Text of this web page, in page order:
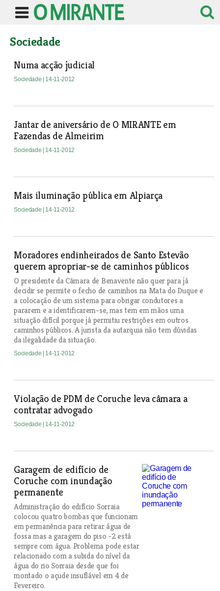
Sociedade
Numa acção judicial
Sociedade | 14-11-2012
Jantar de aniversário de O MIRANTE em
Fazendas de Almeirim
Sociedade | 14-11-2012
Mais iluminação pública em Alpiarça
Sociedade | 14-11-2012
Moradores endinheirados de Santo Estevão
querem apropriar-se de caminhos públicos
O presidente da Câmara de Benavente não quer para já
decidir se permite o fecho de caminhos na Mata do Duque e
a colocação de um sistema para obrigar condutores a
pararem e a identificarem-se, mas tem em mãos uma
situação difícil porque já permitiu restrições em outros
caminhos públicos. A jurista da autarquia não tem dúvidas
da ilegalidade da situação.
Sociedade | 14-11-2012
Violação de PDM de Coruche leva câmara a
contratar advogado
Sociedade | 14-11-2012
Garagem de edifício de
Coruche com inundação
permanente
Administração do edifício Sorraia
colocou quatro bombas que funcionam
em permanência para retirar água de
fossa mas a garagem do piso -2 está
sempre com água. Problema pode estar
relacionado com a subida do nível da
água do rio Sorraia desde que foi
montado o açude insuflável em 4 de
Fevereiro.